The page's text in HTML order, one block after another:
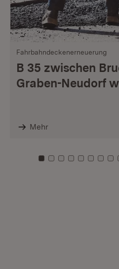
Fahrbahndeckenerneuerung
B 35 zwischen
Graben-Neudorf
Mehr
Zu Kachel: 0
Zu Kachel: 1
Zu Kachel: 2
Zu Kachel:
ZuZuZu